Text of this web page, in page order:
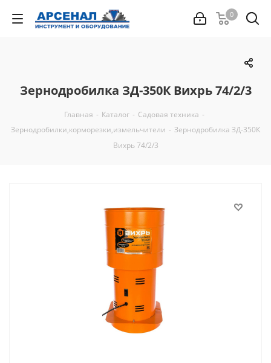
0
Зернодробилка ЗД-350К Вихрь 74/2/3
Главная - Каталог - Садовая техника -
Зернодробилки,корморезки,измельчители - Зернодробилка ЗД-350К
Вихрь 74/2/3